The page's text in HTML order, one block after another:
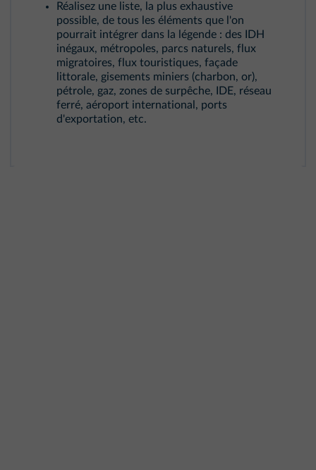
Réalisez une liste, la plus exhaustive
possible, de tous les éléments que l'on
pourrait intégrer dans la légende : des IDH
inégaux, métropoles, parcs naturels, flux
migratoires, flux touristiques, façade
littorale, gisements miniers (charbon, or),
pétrole, gaz, zones de surpêche, IDE, réseau
ferré, aéroport international, ports
d'exportation, etc.